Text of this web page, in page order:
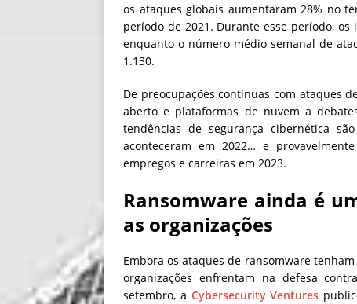
os ataques globais aumentaram 28% no
período de 2021. Durante esse período,
enquanto o número médio semanal de
1.130.
De preocupações contínuas com ataques
aberto e plataformas de nuvem a
tendências de segurança cibernética
aconteceram em 2022… e
empregos e carreiras em 2023.
Ransomware ainda é
as organizações
Embora os ataques de ransomware
organizações enfrentam na defesa
setembro, a Cybersecurity Ventures